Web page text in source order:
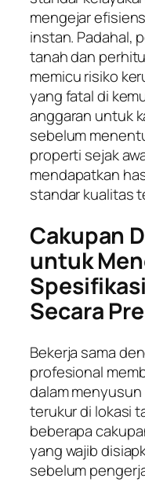
mengejar
instan. Padahal,
tanah dan
memicu risiko
yang fatal di
anggaran untuk
sebelum
properti sejak
mendapatkan
standar kualitas
Cakupan
untuk
Secara
Bekerja sama
profesional
dalam
terukur di lokasi
beberapa
yang wajib
sebelum